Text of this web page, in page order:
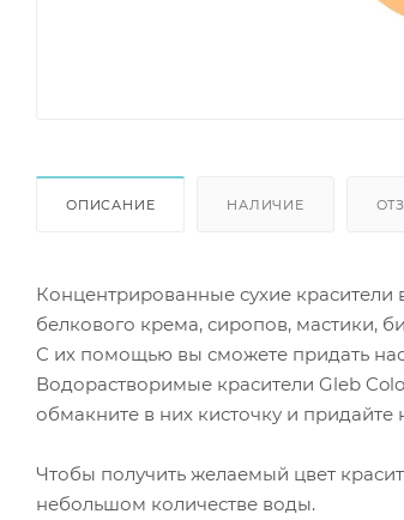
ОПИСАНИЕ НАЛИЧИЕ
Концентрированные сухие
белкового крема, сиропов, мастики,
С их помощью вы сможете придать
Водорастворимые красители Gleb
обмакните в них кисточку и
Чтобы получить желаемый цвет
небольшом количестве воды.